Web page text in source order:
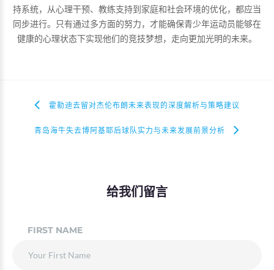
持系统，从心理干预、教练支持到家庭和社会环境的优化，都应当
同步进行。只有通过多方面的努力，才能确保青少年运动员能够在
健康的心理状态下实现他们的竞技梦想，走向更加光明的未来。
霍勒迪去留对杰伦布朗未来表现的深度解析与策略建议
青岛海牛失去博阿基耶后球队实力与未来发展前景分析
给我们留言
FIRST NAME